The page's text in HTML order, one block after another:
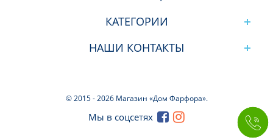
КАТЕГОРИИ
НАШИ КОНТАКТЫ
© 2015 -2026 Магазин «Дом Фарфора».
Мы в соцсетях